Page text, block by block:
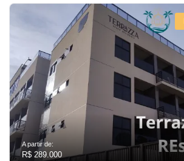
A partir de:
R$ 289.000